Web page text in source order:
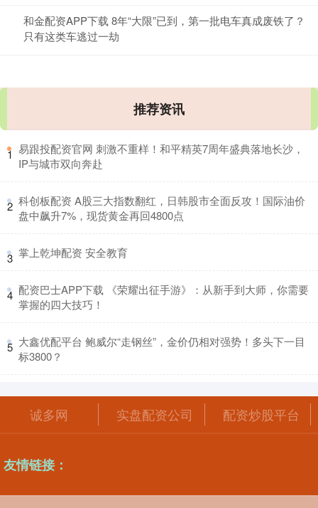
和金配资APP下载 8年“大限”已到，第一批电车真成废铁了？
只有这类车逃过一劫
推荐资讯
1 ​易跟投配资官网 刺激不重样！和平精英7周年盛典落地长沙，
IP与城市双向奔赴
2 ​科创板配资 A股三大指数翻红，日韩股市全面反攻！国际油价
盘中飙升7%，现货黄金再回4800点
3 ​掌上乾坤配资 安全教育
4 ​配资巴士APP下载 《荣耀出征手游》：从新手到大师，你需要
掌握的四大技巧！
5 ​大鑫优配平台 鲍威尔“走钢丝”，金价仍相对强势！多头下一目
标3800？
诚多网 实盘配资公司 配资炒股平台
友情链接：